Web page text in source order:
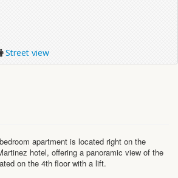
Street view
apartment is located right on the
hotel, offering a panoramic view of the
on the 4th floor with a lift.